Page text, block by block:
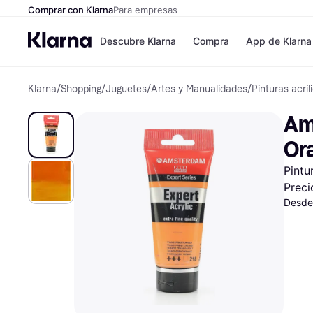
Comprar con KlarnaPara empresas
Descubre Klarna
Formas de
Paga en 3 plazos
Paga en 30 días
Financiación
Klarna en Apple
Compra
Tiendas
Zalando
JD Sports
App de Klarna
Klarna/Shopping/Juguetes/Artes y Manualidades/Pinturas